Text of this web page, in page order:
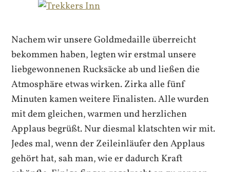
Nachem wir unsere Goldmedaille überreicht
bekommen haben, legten wir erstmal unsere
liebgewonnenen Rucksäcke ab und ließen die
Atmosphäre etwas wirken. Zirka alle fünf
Minuten kamen weitere Finalisten. Alle wurden
mit dem gleichen, warmen und herzlichen
Applaus begrüßt. Nur diesmal klatschten wir mit.
Jedes mal, wenn der Zeileinläufer den Applaus
gehört hat, sah man, wie er dadurch Kraft